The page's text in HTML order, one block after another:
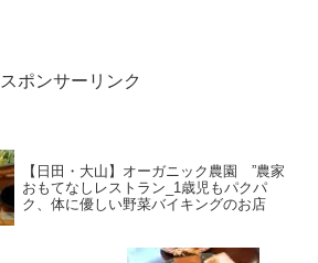
スポンサーリンク
【日田・大山】オーガニック農園 ”農家
おもてなしレストラン_1歳児もパクパ
ク、体に優しい野菜バイキングのお店